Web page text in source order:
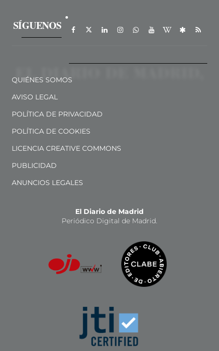
SÍGUENOS
QUIÉNES SOMOS
AVISO LEGAL
POLÍTICA DE PRIVACIDAD
POLÍTICA DE COOKIES
LICENCIA CREATIVE COMMONS
PUBLICIDAD
ANUNCIOS LEGALES
El Diario de Madrid
Periódico Digital de Madrid.